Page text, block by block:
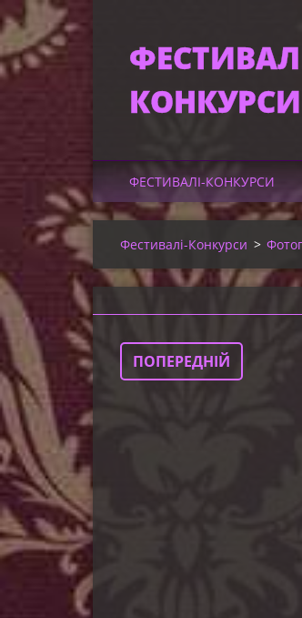
КОНКУРСИ
ФЕСТИВАЛІ-КОНКУРСИ
Фестивалі-Конкурси >
ПОПЕРЕДНІЙ